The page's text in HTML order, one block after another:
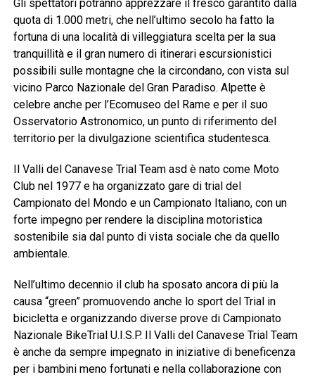
Gli spettatori potranno apprezzare il fresco garantito dalla
quota di 1.000 metri, che nell’ultimo secolo ha fatto la
fortuna di una località di villeggiatura scelta per la sua
tranquillità e il gran numero di itinerari escursionistici
possibili sulle montagne che la circondano, con vista sul
vicino Parco Nazionale del Gran Paradiso. Alpette è
celebre anche per l’Ecomuseo del Rame e per il suo
Osservatorio Astronomico, un punto di riferimento del
territorio per la divulgazione scientifica studentesca.
Il Valli del Canavese Trial Team asd è nato come Moto
Club nel 1977 e ha organizzato gare di trial del
Campionato del Mondo e un Campionato Italiano, con un
forte impegno per rendere la disciplina motoristica
sostenibile sia dal punto di vista sociale che da quello
ambientale.
Nell’ultimo decennio il club ha sposato ancora di più la
causa “green” promuovendo anche lo sport del Trial in
bicicletta e organizzando diverse prove di Campionato
Nazionale BikeTrial U.I.S.P. Il Valli del Canavese Trial Team
è anche da sempre impegnato in iniziative di beneficenza
per i bambini meno fortunati e nella collaborazione con